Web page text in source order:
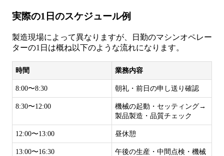
実際の1日のスケジュール例
製造現場によって異なりますが、日勤のマシンオペレー
ターの1日は概ね以下のような流れになります。
時間 業務内容
8:00〜8:30 朝礼・前日の申し送り確認
8:30〜12:00
機械の起動・セッティング→
製品製造・品質チェック
12:00〜13:00 昼休憩
13:00〜16:30
午後の生産・中間点検・機械